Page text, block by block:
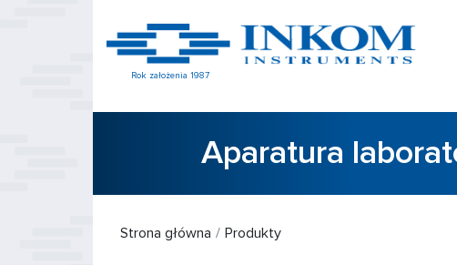
Rok założenia 1987
Aparatura
Strona główna Produkty